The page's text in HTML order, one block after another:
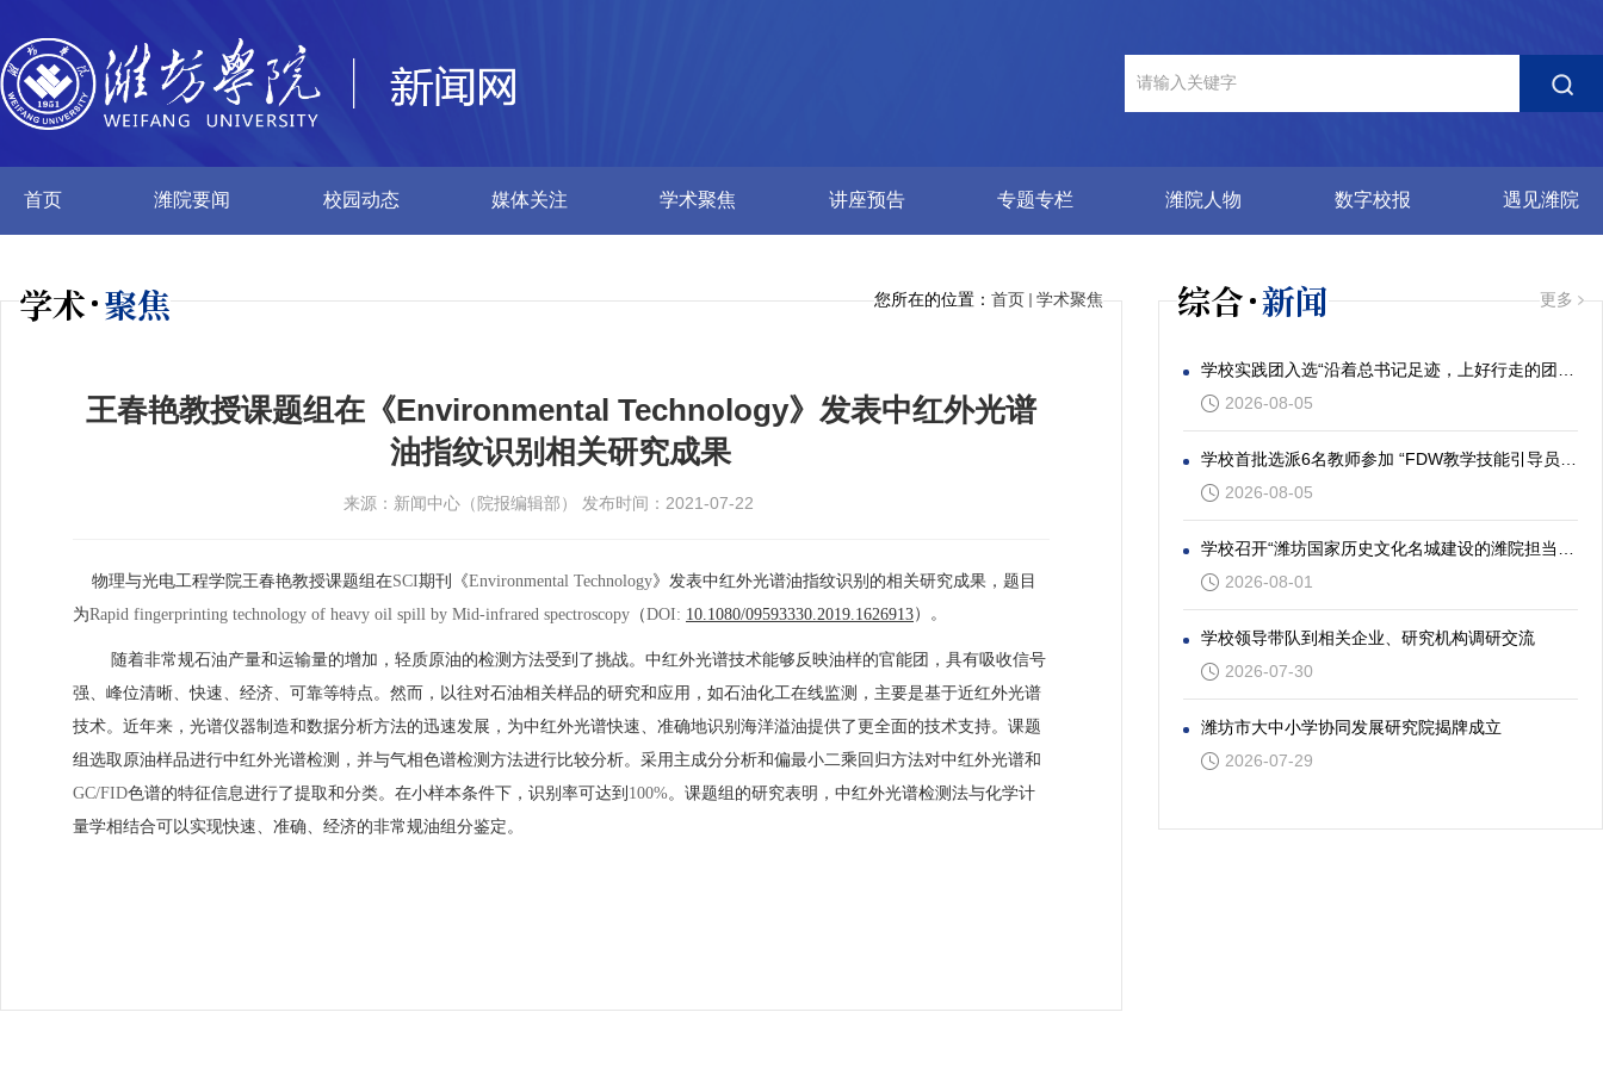
首页 潍院要闻 校园动态 媒体关注 学术聚焦 讲座预告 专题专栏 潍院人物 数字校报 遇见潍院
学术 聚焦 您所在的位置： 首页 学术聚焦
王春艳教授课题组在《Environmental Technology》发表中红外光谱
油指纹识别相关研究成果
来源：新闻中心（院报编辑部） 发布时间：2021-07-22
物理与光电工程学院王春艳教授课题组在SCI期刊《Environmental Technology》发表中红外光谱油指纹识别的相关研究成果，题目
为Rapid fingerprinting technology of heavy oil spill by Mid-infrared spectroscopy （DOI: 10.1080/09593330.2019.1626913）。
随着非常规石油产量和运输量的增加，轻质原油的检测方法受到了挑战。中红外光谱技术能够反映油样的官能团，具有吸收信号
强、峰位清晰、快速、经济、可靠等特点。然而，以往对石油相关样品的研究和应用，如石油化工在线监测，主要是基于近红外光谱
技术。近年来，光谱仪器制造和数据分析方法的迅速发展，为中红外光谱快速、准确地识别海洋溢油提供了更全面的技术支持。课题
组选取原油样品进行中红外光谱检测，并与气相色谱检测方法进行比较分析。采用主成分分析和偏最小二乘回归方法对中红外光谱和
GC/FID色谱的特征信息进行了提取和分类。在小样本条件下，识别率可达到 100%。课题组的研究表明，中红外光谱检测法与化学计
量学相结合可以实现快速、准确、经济的非常规油组分鉴定。
综合 新闻 更多
2026-08-05
2026-08-05
2026-08-01
学校领导带队到相关企业、研究机构调研交流
2026-07-30
潍坊市大中小学协同发展研究院揭牌成立
2026-07-29